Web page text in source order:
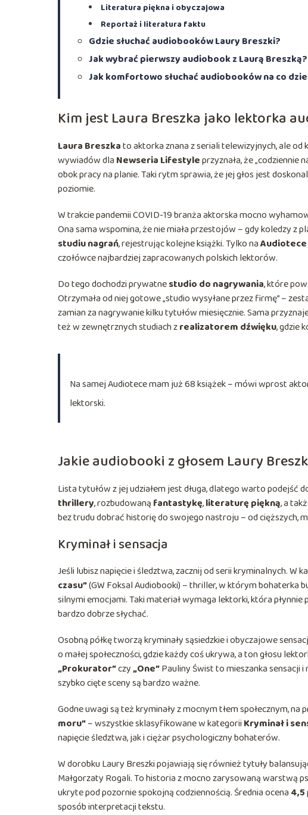
Literatura piękna i obyczajowa
Reportaż i literatura faktu
Gdzie słuchać audiobooków Laury Breszki?
Jak wybrać pierwszy audiobook z Laurą Breszką?
Jak komfortowo słuchać audiobooków na co
Kim jest Laura Breszka jako lektorka
Laura Breszkato aktorka znana z seriali telewizyjnych, ale
wywiadów dla Newseria Lifestyleprzyznała, że
obok pracy na planie. Taki rytm sprawia, że jej głos jest
poziomie.
W trakcie pandemii COVID-19 branża aktorska mocno
Ona sama wspomina, że nie miała przestojów – gdy koledzy z
studiu nagrań, rejestrując kolejne książki. Tylko naAudiotece
czołówce najbardziej zapracowanych polskich lektorów.
Do tego dochodzi prywatnestudio do nagrywania, które
Otrzymała od niej gotowe „studio wysyłane przez firmę” –
zamian za nagrywanie kilku tytułów miesięcznie. Sama
też w zewnętrznych studiach zrealizatorem dźwięku, gdzie
Na samej Audiotece mam już 68 książek – mówi wprost
lektorski.
Jakie audiobooki z głosem Laury
Lista tytułów z jej udziałem jest długa, dlatego warto
thrillery, rozbudowaną fantastykę,literaturę piękną, a
bez trudu dobrać historię do swojego nastroju – od cięższych,
Kryminał i sensacja
Jeśli lubisz napięcie i śledztwa, zacznij od serii kryminalnych. W
czasu”(GW Foksal Audiobooki) – thriller, w którym bohaterka
silnymi emocjami. Taki materiał wymaga lektorki, która
bardzo dobrze słychać.
Osobną półkę tworzą kryminały sąsiedzkie i obyczajowe
o małej społeczności, gdzie każdy coś ukrywa, a ton głosu
„Prokurator”czy„One”Pauliny Świst to mieszanka sensacji
szybko cięte sceny są bardzo ważne.
Godne uwagi są też kryminały z mocnym tłem społecznym, na
moru”– wszystkie sklasyfikowane w kategorii Kryminał i
napięcie śledztwa, jak i ciężar psychologiczny bohaterów.
W dorobku Laury Breszki pojawiają się również tytuły
Małgorzaty Rogali. To historia z mocno zarysowaną warstwą
ukryte pod pozornie spokojną codziennością. Średnia ocena 4,5
sposób interpretacji tekstu.